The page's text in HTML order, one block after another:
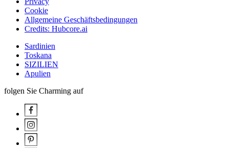
Cookie
Allgemeine Geschäftsbedingungen
Credits: Hubcore.ai
Sardinien
Toskana
SIZILIEN
Apulien
folgen Sie Charming auf